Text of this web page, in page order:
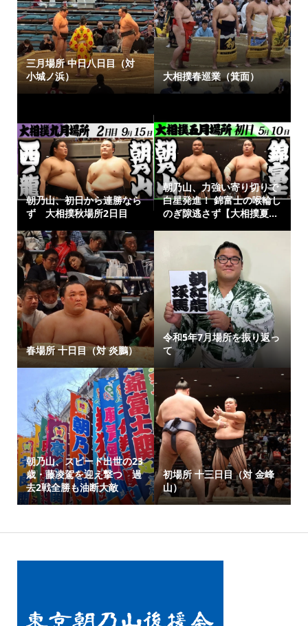
三月場所 中日八日目（対
小城ノ浜）
大相撲春巡業（箕面）
朝乃山、初日から連勝なら
ず 大相撲秋場所2日目
朝乃山、力強い寄り切りで
白星発進！ 錦富士の喉輪し
のぎ隙逃さず【大相撲夏...
春場所 十日目（対 炎鵬）
令和5年7月場所を振り返っ
て
朝乃山、スピード出世の23
歳・藤凌駕を迎え撃つ 過
去2戦全勝も油断大敵
初場所 十三日目（対 金峰
山）